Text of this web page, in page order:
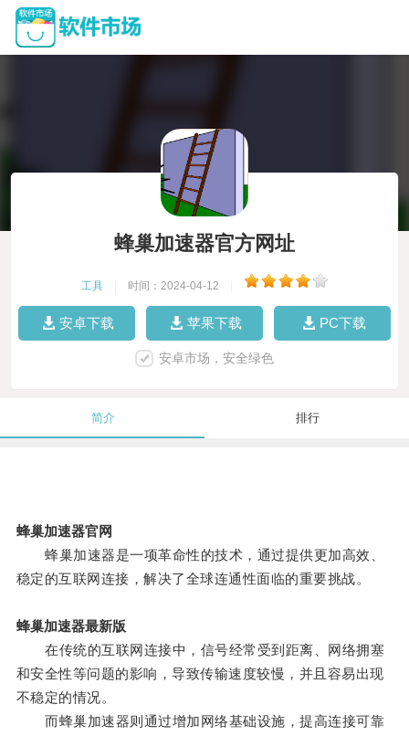
蜂巢加速器官方网址
工具 时间：2024-04-12
安卓下载 苹果下载 PC下载
安卓市场，安全绿色
简介 排行
蜂巢加速器官网
蜂巢加速器是一项革命性的技术，通过提供更加高效、
稳定的互联网连接，解决了全球连通性面临的重要挑战。
蜂巢加速器最新版
在传统的互联网连接中，信号经常受到距离、网络拥塞
和安全性等问题的影响，导致传输速度较慢，并且容易出现
不稳定的情况。
而蜂巢加速器则通过增加网络基础设施，提高连接可靠